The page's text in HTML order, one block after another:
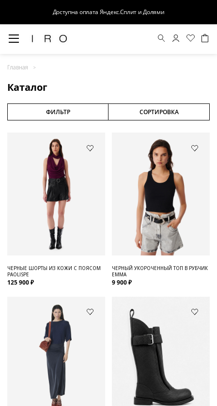
Доступна оплата Яндекс.Сплит и Долями
Главная
Каталог
Обувь и Аксессуары
Распродажа
Сумки и аксессуары
ФИЛЬТР СОРТИРОВКА
ЧЕРНЫЕ ШОРТЫ ИЗ КОЖИ С ПОЯСОМ
PAOLISPE
125 900 ₽
ЧЕРНЫЙ УКОРОЧЕННЫЙ ТОП В РУБЧИК
EMMA
9 900 ₽